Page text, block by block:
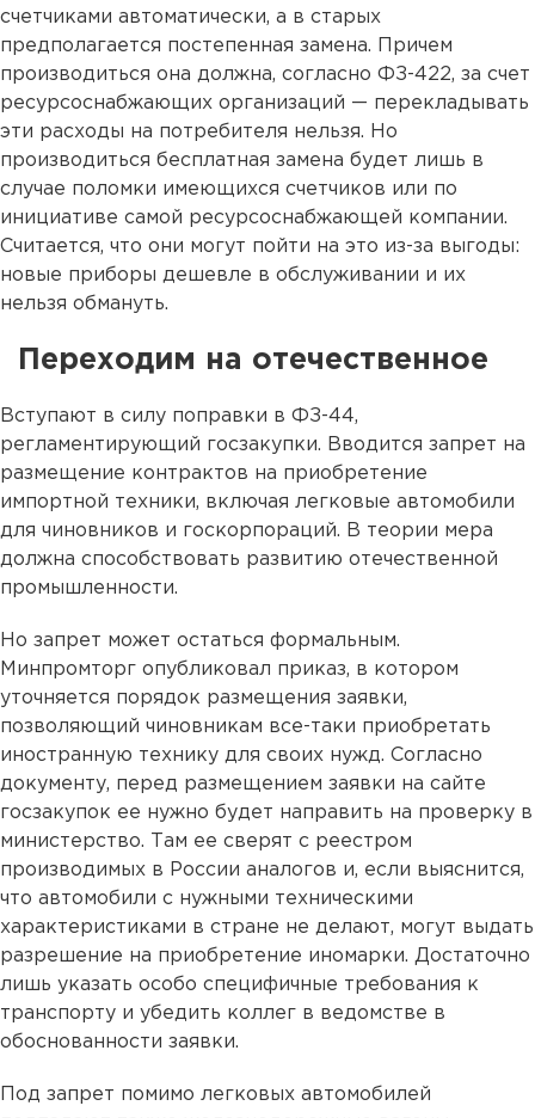
счетчиками автоматически, а в старых
предполагается постепенная замена. Причем
производиться она должна, согласно ФЗ-422, за счет
ресурсоснабжающих организаций — перекладывать
эти расходы на потребителя нельзя. Но
производиться бесплатная замена будет лишь в
случае поломки имеющихся счетчиков или по
инициативе самой ресурсоснабжающей компании.
Считается, что они могут пойти на это из-за выгоды:
новые приборы дешевле в обслуживании и их
нельзя обмануть.
Переходим на отечественное
Вступают в силу поправки в ФЗ-44,
регламентирующий госзакупки. Вводится запрет на
размещение контрактов на приобретение
импортной техники, включая легковые автомобили
для чиновников и госкорпораций. В теории мера
должна способствовать развитию отечественной
промышленности.
Но запрет может остаться формальным.
Минпромторг опубликовал приказ, в котором
уточняется порядок размещения заявки,
позволяющий чиновникам все-таки приобретать
иностранную технику для своих нужд. Согласно
документу, перед размещением заявки на сайте
госзакупок ее нужно будет направить на проверку в
министерство. Там ее сверят с реестром
производимых в России аналогов и, если выяснится,
что автомобили с нужными техническими
характеристиками в стране не делают, могут выдать
разрешение на приобретение иномарки. Достаточно
лишь указать особо специфичные требования к
транспорту и убедить коллег в ведомстве в
обоснованности заявки.
Под запрет помимо легковых автомобилей